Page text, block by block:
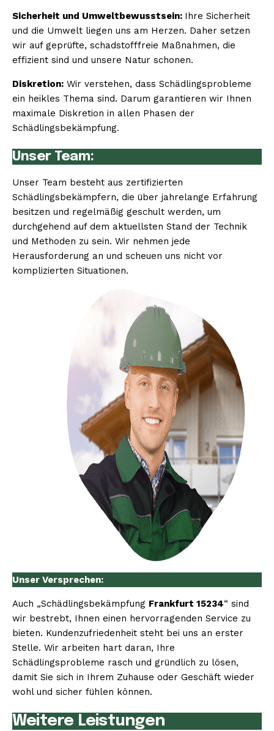
Sicherheit und Umweltbewusstsein: Ihre Sicherheit
und die Umwelt liegen uns am Herzen. Daher setzen
wir auf geprüfte, schadstofffreie Maßnahmen, die
effizient sind und unsere Natur schonen.
Diskretion: Wir verstehen, dass Schädlingsprobleme
ein heikles Thema sind. Darum garantieren wir Ihnen
maximale Diskretion in allen Phasen der
Schädlingsbekämpfung.
Unser Team:
Unser Team besteht aus zertifizierten
Schädlingsbekämpfern, die über jahrelange Erfahrung
besitzen und regelmäßig geschult werden, um
durchgehend auf dem aktuellsten Stand der Technik
und Methoden zu sein. Wir nehmen jede
Herausforderung an und scheuen uns nicht vor
komplizierten Situationen.
Unser Versprechen:
Auch „Schädlingsbekämpfung Frankfurt 15234“ sind
wir bestrebt, Ihnen einen hervorragenden Service zu
bieten. Kundenzufriedenheit steht bei uns an erster
Stelle. Wir arbeiten hart daran, Ihre
Schädlingsprobleme rasch und gründlich zu lösen,
damit Sie sich in Ihrem Zuhause oder Geschäft wieder
wohl und sicher fühlen können.
Weitere Leistungen